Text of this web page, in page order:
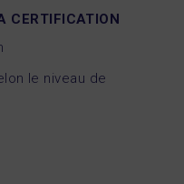
CERTIFICATION
le niveau de